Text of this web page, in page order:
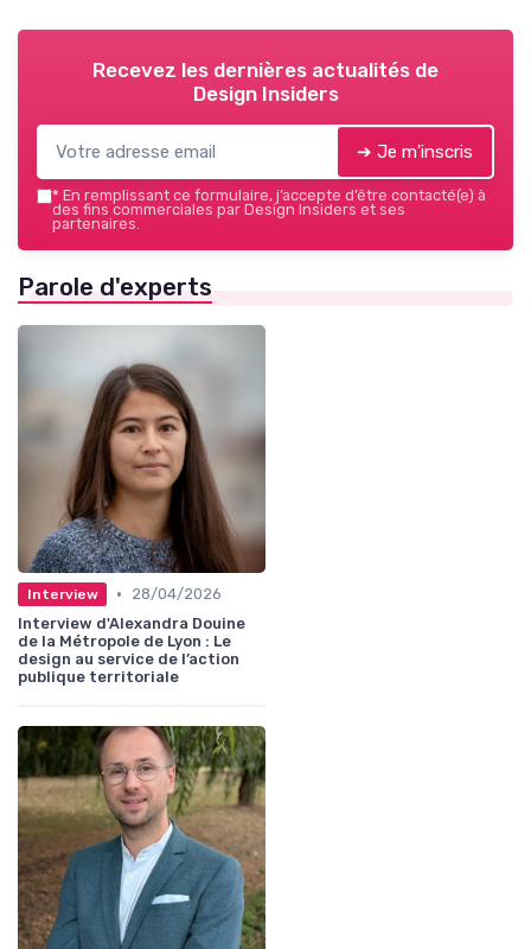
Recevez les dernières actualités de
Design Insiders
➔ Je m'inscris
* En remplissant ce formulaire, j’accepte d’être contacté(e) à
des fins commerciales par Design Insiders et ses
partenaires.
Parole d'experts
Interview •
28/04/2026
Interview d'Alexandra Douine
de la Métropole de Lyon : Le
design au service de l’action
publique territoriale